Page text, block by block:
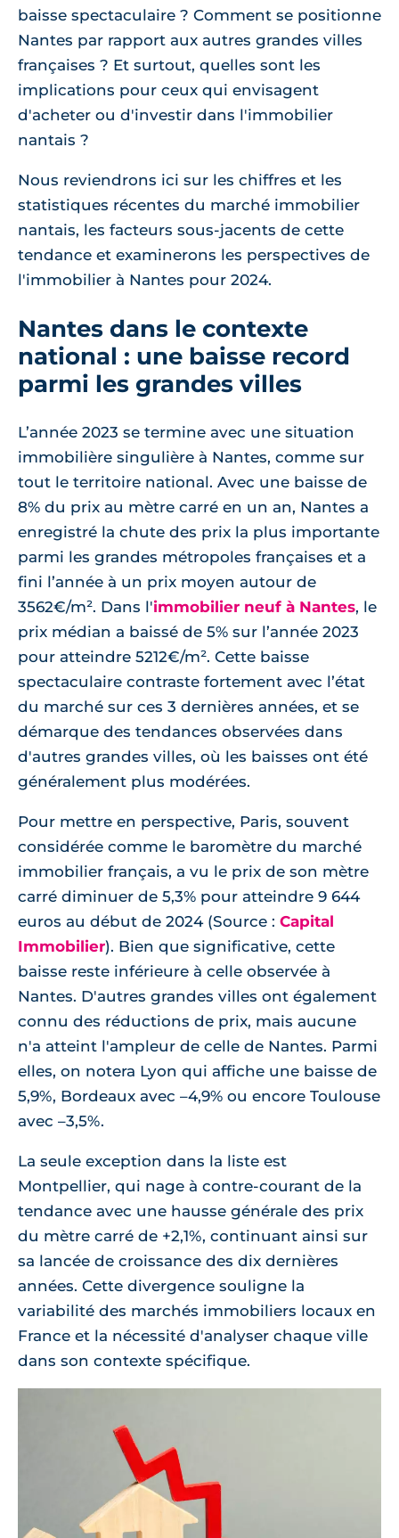
baisse spectaculaire ? Comment se positionne
Nantes par rapport aux autres grandes villes
françaises ? Et surtout, quelles sont les
implications pour ceux qui envisagent
d'acheter ou d'investir dans l'immobilier
nantais ?
Nous reviendrons ici sur les chiffres et les
statistiques récentes du marché immobilier
nantais, les facteurs sous-jacents de cette
tendance et examinerons les perspectives de
l'immobilier à Nantes pour 2024.
Nantes dans le contexte
national : une baisse record
parmi les grandes villes
L’année 2023 se termine avec une situation
immobilière singulière à Nantes, comme sur
tout le territoire national. Avec une baisse de
8% du prix au mètre carré en un an, Nantes a
enregistré la chute des prix la plus importante
parmi les grandes métropoles françaises et a
fini l’année à un prix moyen autour de
3562€/m². Dans l'immobilier neuf à Nantes, le
prix médian a baissé de 5% sur l’année 2023
pour atteindre 5212€/m². Cette baisse
spectaculaire contraste fortement avec l’état
du marché sur ces 3 dernières années, et se
démarque des tendances observées dans
d'autres grandes villes, où les baisses ont été
généralement plus modérées.
Pour mettre en perspective, Paris, souvent
considérée comme le baromètre du marché
immobilier français, a vu le prix de son mètre
carré diminuer de 5,3% pour atteindre 9 644
euros au début de 2024 (Source : Capital
Immobilier). Bien que significative, cette
baisse reste inférieure à celle observée à
Nantes. D'autres grandes villes ont également
connu des réductions de prix, mais aucune
n'a atteint l'ampleur de celle de Nantes. Parmi
elles, on notera Lyon qui affiche une baisse de
5,9%, Bordeaux avec –4,9% ou encore Toulouse
avec –3,5%.
La seule exception dans la liste est
Montpellier, qui nage à contre-courant de la
tendance avec une hausse générale des prix
du mètre carré de +2,1%, continuant ainsi sur
sa lancée de croissance des dix dernières
années. Cette divergence souligne la
variabilité des marchés immobiliers locaux en
France et la nécessité d'analyser chaque ville
dans son contexte spécifique.